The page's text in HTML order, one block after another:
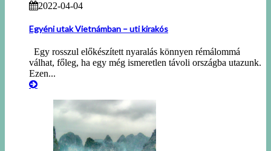
2022-04-04
Egyéni utak Vietnámban – uti kirakós
Egy rosszul előkészített nyaralás könnyen rémálommá
válhat, főleg, ha egy még ismeretlen távoli országba utazunk.
Ezen...